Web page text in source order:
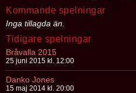
Kommande spelningar
Inga tillagda än.
Tidigare spelningar
Bråvalla 2015
25 juni 2015 kl. 12:00
Danko Jones
15 maj 2014 kl. 20:00